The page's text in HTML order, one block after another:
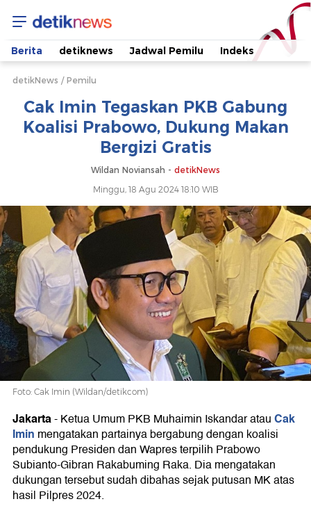
Cak
Imin
Tegaskan
PKB
Gabung
Koalisi
Prabowo,
Dukung
Makan
Bergizi
Gratis
Berita detiknews Jadwal Pemilu Indeks
detikNews Pemilu
Cak Imin Tegaskan PKB Gabung
Koalisi Prabowo, Dukung Makan
Bergizi Gratis
Wildan Noviansah - detikNews
Minggu, 18 Agu 2024 18:10 WIB
Foto: Cak Imin (Wildan/detikcom)
Jakarta-Ketua Umum PKB Muhaimin Iskandar atauCak
Imin mengatakan partainya bergabung dengan koalisi
pendukung Presiden dan Wapres terpilih Prabowo
Subianto-Gibran Rakabuming Raka. Dia mengatakan
dukungan tersebut sudah dibahas sejak putusan MK atas
hasil Pilpres 2024.